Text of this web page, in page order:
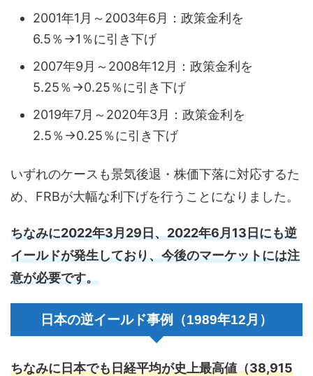
2001年1月～2003年6月：政策金利を
6.5％→1％に引き下げ
2007年9月～2008年12月：政策金利を
5.25％→0.25％に引き下げ
2019年7月～2020年3月：政策金利を
2.5％→0.25％に引き下げ
いずれのケースも景気後退・株価下落に対応するた
め、FRBが大幅な利下げを行うことになりました。
ちなみに2022年3月29日、2022年6月13日にも逆
イールドが発生しており、今後のマーケットには注
意が必要です。
日本の逆イールド事例（1989年12月）
ちなみに日本でも日経平均が史上最高値（38,915